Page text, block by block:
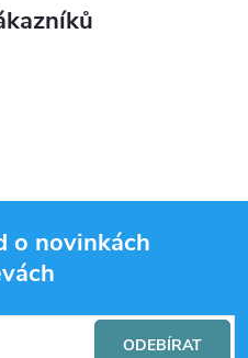
o novinkách
ODEBÍRAT